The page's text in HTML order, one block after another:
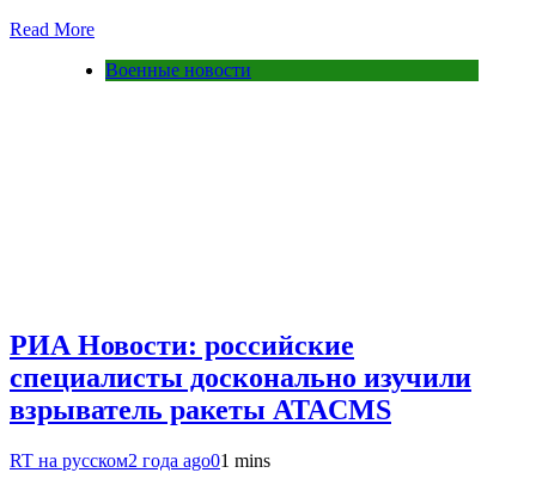
Read More
Военные новости
РИА Новости: российские
специалисты досконально изучили
взрыватель ракеты ATACMS
RT на русском2 года ago01 mins